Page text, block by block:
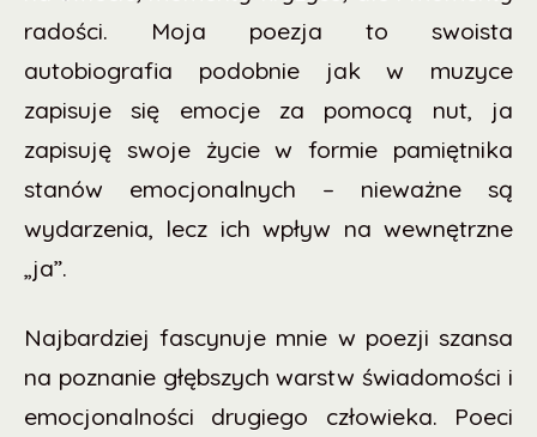
radości. Moja poezja to swoista
autobiografia podobnie jak w muzyce
zapisuje się emocje za pomocą nut, ja
zapisuję swoje życie w formie pamiętnika
stanów emocjonalnych – nieważne są
wydarzenia, lecz ich wpływ na wewnętrzne
„ja”.
Najbardziej fascynuje mnie w poezji szansa
na poznanie głębszych warstw świadomości i
emocjonalności drugiego człowieka. Poeci